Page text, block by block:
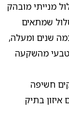
מנייתי מובהק
שמתאים
שנים ומעלה,
טבעי מהשקעה
חשיפה
בתיק